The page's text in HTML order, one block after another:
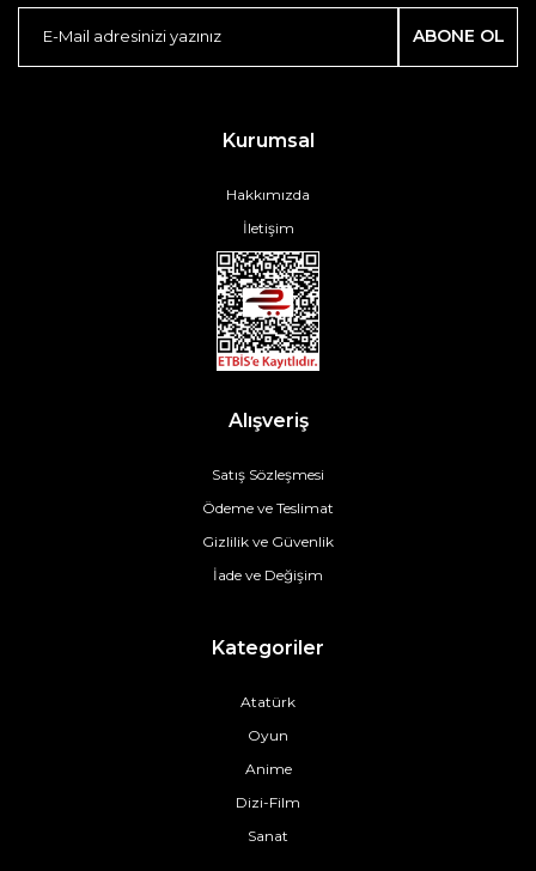
ABONE OL
Kurumsal
Hakkımızda
İletişim
Alışveriş
Satış Sözleşmesi
Ödeme ve Teslimat
Gizlilik ve Güvenlik
İade ve Değişim
Kategoriler
Atatürk
Oyun
Anime
Dizi-Film
Sanat